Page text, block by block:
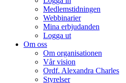
Medlemstidningen
Webbinarier
Mina erbjudanden
Logga ut
Om oss
Om organisationen
Vår vision
Ordf. Alexandra Charles
Styrelser